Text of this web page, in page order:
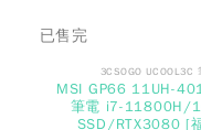
已售完
3CSOGO UCOOL3C
MSI GP66 11UH-
筆電 i7-11800H/
SSD/RTX3080 [